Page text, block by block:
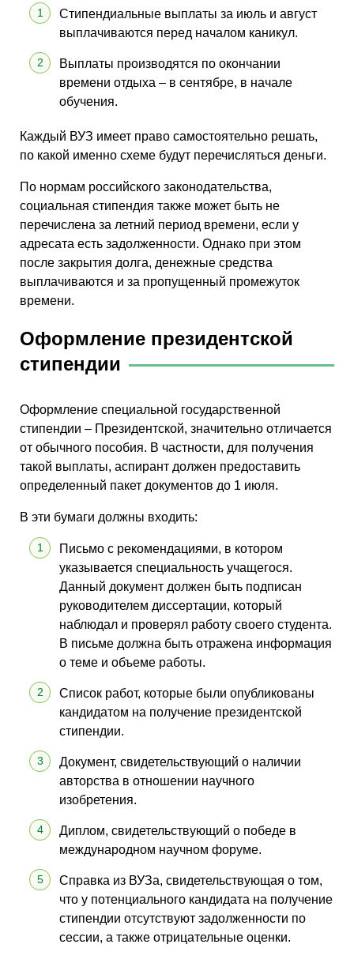
Стипендиальные выплаты за июль и август
выплачиваются перед началом каникул.
Выплаты производятся по окончании
времени отдыха – в сентябре, в начале
обучения.
Каждый ВУЗ имеет право самостоятельно решать,
по какой именно схеме будут перечисляться деньги.
По нормам российского законодательства,
социальная стипендия также может быть не
перечислена за летний период времени, если у
адресата есть задолженности. Однако при этом
после закрытия долга, денежные средства
выплачиваются и за пропущенный промежуток
времени.
Оформление президентской
стипендии
Оформление специальной государственной
стипендии – Президентской, значительно отличается
от обычного пособия. В частности, для получения
такой выплаты, аспирант должен предоставить
определенный пакет документов до 1 июля.
В эти бумаги должны входить:
Письмо с рекомендациями, в котором
указывается специальность учащегося.
Данный документ должен быть подписан
руководителем диссертации, который
наблюдал и проверял работу своего студента.
В письме должна быть отражена информация
о теме и объеме работы.
Список работ, которые были опубликованы
кандидатом на получение президентской
стипендии.
Документ, свидетельствующий о наличии
авторства в отношении научного
изобретения.
Диплом, свидетельствующий о победе в
международном научном форуме.
Справка из ВУЗа, свидетельствующая о том,
что у потенциального кандидата на получение
стипендии отсутствуют задолженности по
сессии, а также отрицательные оценки.